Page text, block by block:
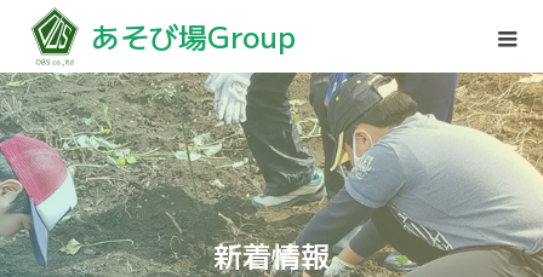
あそび場Group
新着情報